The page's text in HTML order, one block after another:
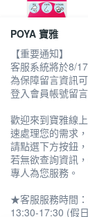
KOSE美顏定格控油
粉PLUS5g
NT$306
全站排行
本網站使用 cookie 方
更電腦的 cookie 設定
使用本網站即表示您
POYA 寶雅
【重要通知】
客服系統將於8/
為保障留言資訊
登入會員帳號留言
歡迎來到寶雅線
速處理您的需求，
請點選下方按鈕
若無欲查詢資訊
專人為您服務。
★客服服務時間
13:30-17:30 (假